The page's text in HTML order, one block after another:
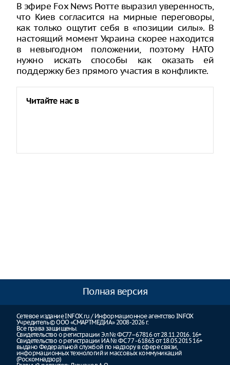
В эфире Fox News Рютте выразил уверенность,
что Киев согласится на мирные переговоры,
как только ощутит себя в «позиции силы». В
настоящий момент Украина скорее находится
в невыгодном положении, поэтому НАТО
нужно искать способы как оказать ей
поддержку без прямого участия в конфликте.
Читайте нас в
Полная версия
Сетевое издание INFOX.ru / Информационное агентство INFOX
Учредитель © ООО «СМАРТМЕДИА» 2008-2026 г.
Все права защищены.
Свидетельство о регистрации Эл № ФС77–67816 от 28.11.2016. 16+
Свидетельство о регистрации ИА № ФС 77 - 61863 от 18.05.2015 16+
выдано Федеральной службой по надзору в сфере связи,
информационных технологий и массовых коммуникаций
(Роскомнадзор)